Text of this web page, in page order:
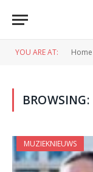
YOU ARE AT: Home
BROWSING:
MUZIEKNIEUWS